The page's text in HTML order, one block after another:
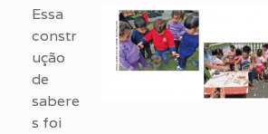
Essa
constr
ução
de
sabere
s foi